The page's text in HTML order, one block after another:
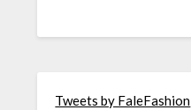
Tweets by FaleFashion